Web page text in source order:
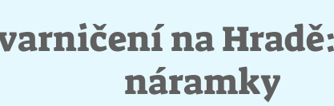
na
náramky